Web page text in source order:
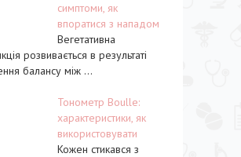
симптоми, як
впоратися з нападом
Вегетативна
розвивається в результаті
балансу між ...
Тонометр Boulle:
характеристики, як
використовувати
Кожен стикався з